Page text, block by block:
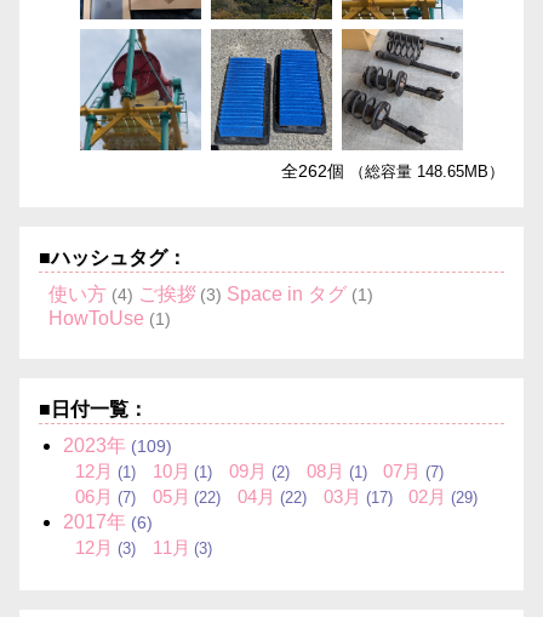
全262個 （総容量 148.65MB）
■ハッシュタグ：
使い方 (4) ご挨拶 (3) Space in タグ (1)
HowToUse (1)
■日付一覧：
2023年 (109)
12月 (1) 10月 (1) 09月 (2) 08月 (1) 07月 (7)
06月 (7) 05月 (22) 04月 (22) 03月 (17) 02月 (29)
2017年 (6)
12月 (3) 11 月 (3)